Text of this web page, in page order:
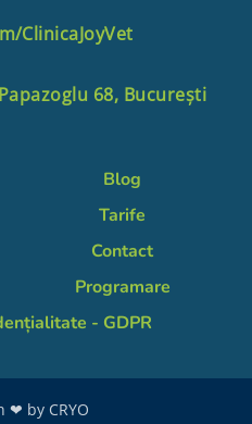
ClinicaJoyVet
68, București
Blog
Tarife
Contact
Programare
- GDPR
❤ by CRYO